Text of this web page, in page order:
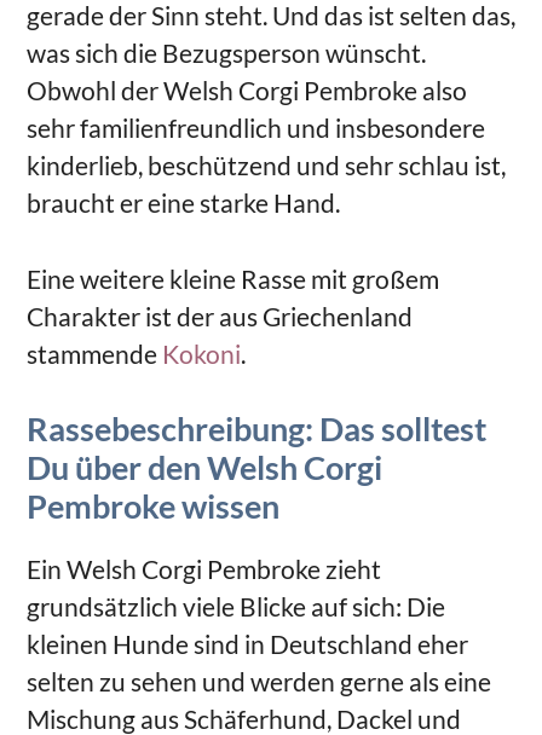
gerade der Sinn steht. Und das ist selten das,
was sich die Bezugsperson wünscht.
Obwohl der Welsh Corgi Pembroke also
sehr familienfreundlich und insbesondere
kinderlieb, beschützend und sehr schlau ist,
braucht er eine starke Hand.
Eine weitere kleine Rasse mit großem
Charakter ist der aus Griechenland
stammende Kokoni.
Rassebeschreibung: Das solltest
Du über den Welsh Corgi
Pembroke wissen
Ein Welsh Corgi Pembroke zieht
grundsätzlich viele Blicke auf sich: Die
kleinen Hunde sind in Deutschland eher
selten zu sehen und werden gerne als eine
Mischung aus Schäferhund, Dackel und